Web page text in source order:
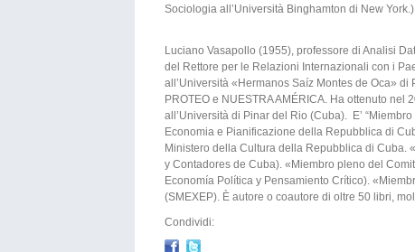
Sociologia all’Università Binghamton di New York.)
Luciano Vasapollo (1955), professore di Analisi
del Rettore per le Relazioni Internazionali con i
all’Università «Hermanos Saíz Montes de Oca»
PROTEO e NUESTRA AMÉRICA. Ha ottenuto
all’Università di Pinar del Rio (Cuba). E’
Economia e Pianificazione della Repubblica di
Ministero della Cultura della Repubblica di Cuba.
y Contadores de Cuba). «Miembro pleno del
Economía Política y Pensamiento Crítico).
(SMEXEP). È autore o coautore di oltre 50 libri,
Condividi: